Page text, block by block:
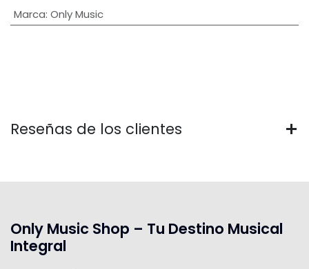
Marca: Only Music
Reseñas de los clientes
Only Music Shop – Tu Destino Musical
Integral